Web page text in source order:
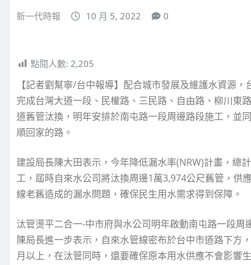
新一代時報 10 月 5, 2022 0
點閱人數: 2,205
【記者劉幫寧/台中報導】配合城市發展及維護水資源
完成台灣大道一段、民權路、三民路、自由路、柳川東
道舊管汰換，明年安排於南屯路一段周邊路段施工，並
順回家的路。
建設局長陳大田表示，今年降低漏水率(NRW)計畫，總
工，屆時自來水公司將汰換周邊1萬3,974公尺舊管，供
線老舊造成的漏水問題，確保民生用水需求得到保障。
汰管燙平二合一-中市府與水公司明年啟動南屯路一段周
陳局長進一步表示，自來水管線密布於台中市道路下方
月以上，在汰管同時，還要確保原本用水供應不會影響